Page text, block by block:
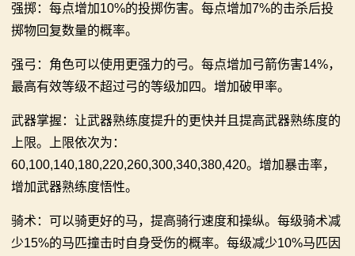
强掷：每点增加10%的投掷伤害。每点增加7%的击杀后投
掷物回复数量的概率。
强弓：角色可以使用更强力的弓。每点增加弓箭伤害14%，
最高有效等级不超过弓的等级加四。增加破甲率。
武器掌握：让武器熟练度提升的更快并且提高武器熟练度的
上限。上限依次为：
60,100,140,180,220,260,300,340,380,420。增加暴击率，
增加武器熟练度悟性。
骑术：可以骑更好的马，提高骑行速度和操纵。每级骑术减
少15%的马匹撞击时自身受伤的概率。每级减少10%马匹因